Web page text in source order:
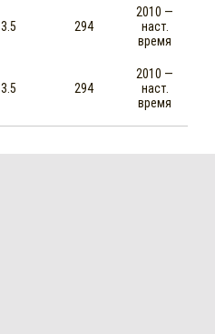
3.5 294
2010 —
наст.
время
3.5 294
2010 —
наст.
время